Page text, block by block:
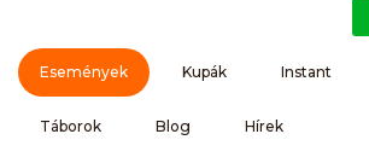
Események Kupák Instant
Táborok Blog Hírek